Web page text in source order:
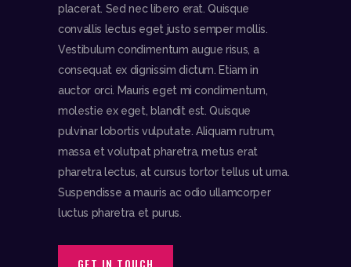
placerat. Sed nec libero erat. Quisque
convallis lectus eget justo semper mollis.
Vestibulum condimentum augue risus, a
consequat ex dignissim dictum. Etiam in
auctor orci. Mauris eget mi condimentum,
molestie ex eget, blandit est. Quisque
pulvinar lobortis vulputate. Aliquam rutrum,
massa et volutpat pharetra, metus erat
pharetra lectus, at cursus tortor tellus ut urna.
Suspendisse a mauris ac odio ullamcorper
luctus pharetra et purus.
GET IN TOUCH